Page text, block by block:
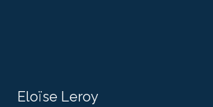
Eloïse Leroy